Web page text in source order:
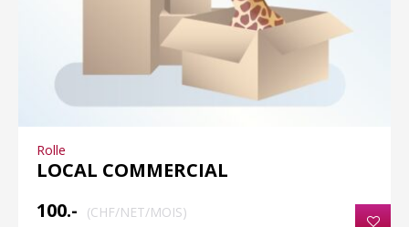
Rolle
LOCAL COMMERCIAL
100.-
(CHF/NET/MOIS)